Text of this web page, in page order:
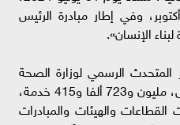
مساء أمس الإثنين 21 أكتوبر، وفي إطار مبادرة الرئيس
الإنسان».
المتحدث الرسمي لوزارة الصحة
والسكان، أن الحملة قدمت أمس، مليون و723 ألفا و415 خدمة،
والهيئات والمبادرات